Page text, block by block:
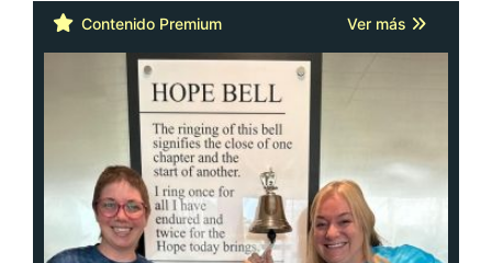
Contenido Premium Ver más